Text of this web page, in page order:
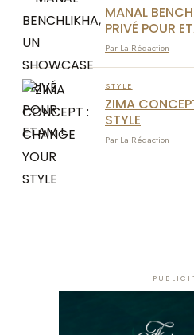
MANAL
PRIVÉ POUR
Par La Rédaction
STYLE
ZIMA
STYLE
Par La Rédaction